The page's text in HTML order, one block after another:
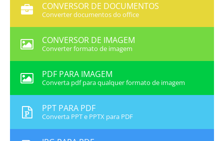
CONVERSOR DE DOCUMENTOS
Converter documentos do office
CONVERSOR DE IMAGEM
Converter formato de imagem
PDF PARA IMAGEM
Converta pdf para qualquer formato de imagem
PPT PARA PDF
Converta PPT e PPTX para PDF